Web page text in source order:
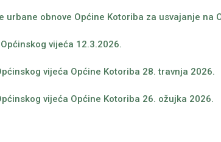
urbane obnove Općine Kotoriba za usvajanje na
vijeća 12.3.2026.
vijeća Općine Kotoriba 28. travnja 2026.
vijeća Općine Kotoriba 26. ožujka 2026.